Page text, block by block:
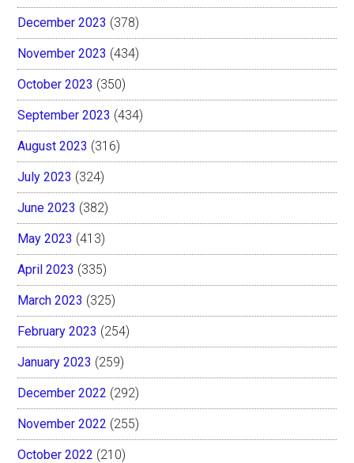
December 2023 (378)
November 2023 (434)
October 2023 (350)
September 2023 (434)
August 2023 (316)
July 2023 (324)
June 2023 (382)
May 2023 (413)
April 2023 (335)
March 2023 (325)
February 2023 (254)
January 2023 (259)
December 2022 (292)
November 2022 (255)
October 2022 (210)